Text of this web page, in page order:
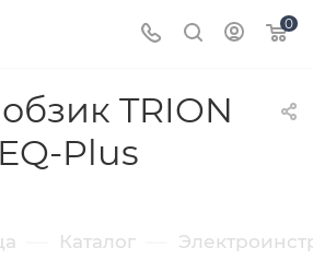
0
TRION
Plus
Каталог